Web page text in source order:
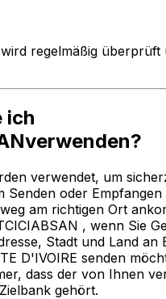
regelmäßig überprüft
ich
verwendet, um
Senden oder
am richtigen Ort
, wenn Sie
Stadt und Land an
D'IVOIRE senden
dass der von Ihnen
gehört.